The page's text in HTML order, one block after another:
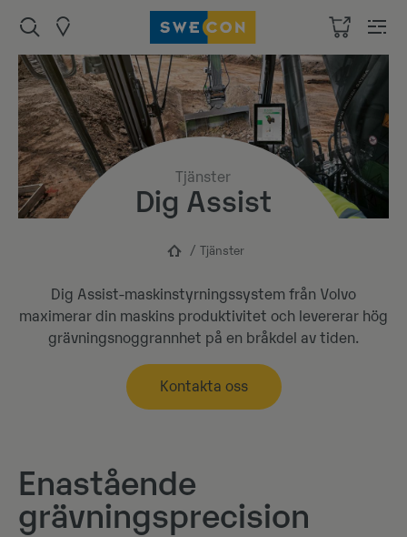
Tjänster
Dig Assist
Tjänster
Dig Assist-maskinstyrningssystem från Volvo
maximerar din maskins produktivitet och levererar hög
grävningsnoggrannhet på en bråkdel av tiden.
Kontakta oss
Enastående
grävningsprecision